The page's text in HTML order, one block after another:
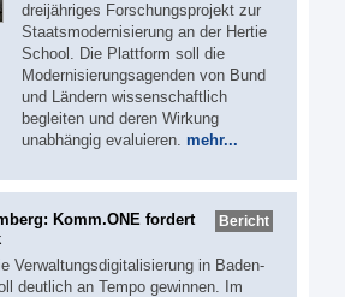
dreijähriges Forschungsprojekt zur
Staatsmodernisierung an der Hertie
School. Die Plattform soll die
Modernisierungsagenden von Bund
und Ländern wissenschaftlich
begleiten und deren Wirkung
unabhängig evaluieren. mehr...
Bericht
Komm.ONE fordert
Verwaltungsdigitalisierung in Baden-
deutlich an Tempo gewinnen. Im